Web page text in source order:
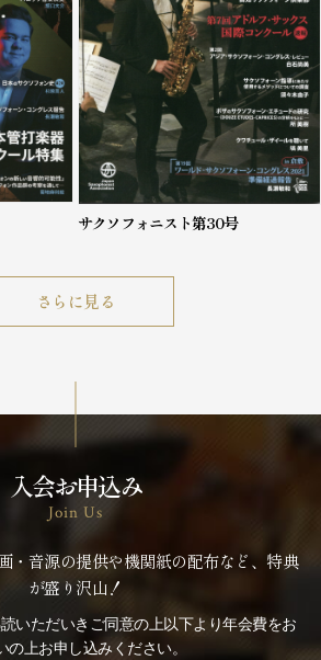
サクソフォニスト第30号
さらに見る
入会お申込み
Join Us
・音源の提供や機関紙の配布など、特典
が盛り沢山！
読いただいきご同意の上以下より年会費をお
の上お申し込みください。